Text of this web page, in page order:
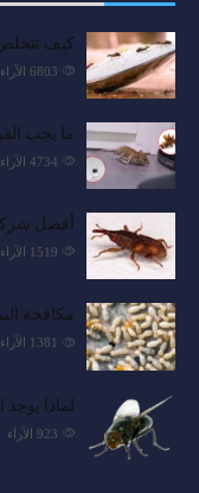
كيف
الآراء
ما يجب
الآراء
أفضل
الآراء
مكافحة
الآراء
لماذا يوجد
الآراء